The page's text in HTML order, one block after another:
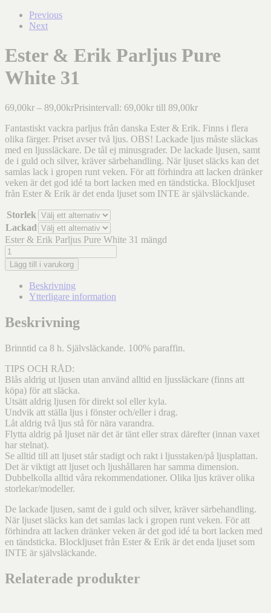
Previous
Next
Ester & Erik Parljus Pure
White 31
69,00kr – 89,00krPrisintervall: 69,00kr till 89,00kr
Fantastiskt vackra parljus från danska Ester & Erik. Finns i flera
olika färger. Priset avser två ljus. OBS! Lackade ljus måste släckas
med en ljussläckare. De tål ej minusgrader. De lackade ljusen, samt
de i guld och silver, kräver särbehandling. När ljuset släcks kan det
samlas lack i gropen runt veken. För att förhindra att lacken dränker
veken är det god idé ta bort lacken med en tändsticka. Blockljuset
från Ester & Erik är det enda ljuset som INTE är självsläckande.
Storlek
Lackad
Ester & Erik Parljus Pure White 31 mängd
Lägg till i varukorg
Beskrivning
Ytterligare information
Beskrivning
Brinntid ca 8 h. Självsläckande. 100% paraffin.
TIPS OCH RÅD:
Blås aldrig ut ljusen utan använd alltid en ljussläckare (finns att
köpa) för att släcka.
Utsätt aldrig ljusen för direkt sol eller kyla.
Undvik att ställa ljus i fönster och/eller i drag.
Låt aldrig två ljus stå för nära varandra.
Flytta aldrig på ljuset när det är tänt eller strax därefter (innan vaxet
har stelnat).
Se alltid till att ljuset står stadigt och rakt i ljusstaken/på ljusplattan.
Det är viktigt att ljuset och ljushållaren har samma dimension.
Dubbelkolla alltid våra rekommendationer. Olika ljus kräver olika
storlekar/modeller.
De lackade ljusen, samt de i guld och silver, kräver särbehandling.
När ljuset släcks kan det samlas lack i gropen runt veken. För att
förhindra att lacken dränker veken är det god idé ta bort lacken med
en tändsticka. Blockljuset från Ester & Erik är det enda ljuset som
INTE är självsläckande.
Relaterade produkter